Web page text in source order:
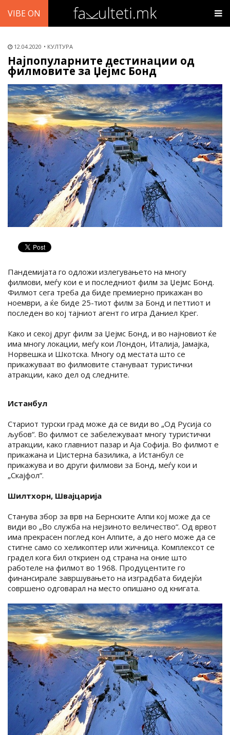
VIBE ON
12.04.2020 КУЛТУРА
Најпопуларните дестинации од
филмовите за Џејмс Бонд
Пандемијата го одложи излегувањето на многу
филмови, меѓу кои е и последниот филм за Џејмс Бонд.
Филмот сега треба да биде премиерно прикажан во
ноември, а ќе биде 25-тиот филм за Бонд и петтиот и
последен во кој тајниот агент го игра Даниел Крег.
Како и секој друг филм за Џејмс Бонд, и во најновиот ќе
има многу локации, меѓу кои Лондон, Италија, Јамајка,
Норвешка и Шкотска. Многу од местата што се
прикажуваат во филмовите стануваат туристички
атракции, како дел од следните.
Истанбул
Стариот турски град може да се види во „Од Русија со
љубов“. Во филмот се забележуваат многу туристички
атракции, како главниот пазар и Аја Софија. Во филмот е
прикажана и Цистерна базилика, а Истанбул се
прикажува и во други филмови за Бонд, меѓу кои и
„Скајфол“.
Шилтхорн, Швајцарија
Станува збор за врв на Бернските Алпи кој може да се
види во „Во служба на нејзиното величество“. Од врвот
има прекрасен поглед кон Алпите, а до него може да се
стигне само со хеликоптер или жичница. Комплексот се
градел кога бил откриен од страна на оние што
работеле на филмот во 1968. Продуцентите го
финансирале завршувањето на изградбата бидејќи
совршено одговарал на место опишано од книгата.